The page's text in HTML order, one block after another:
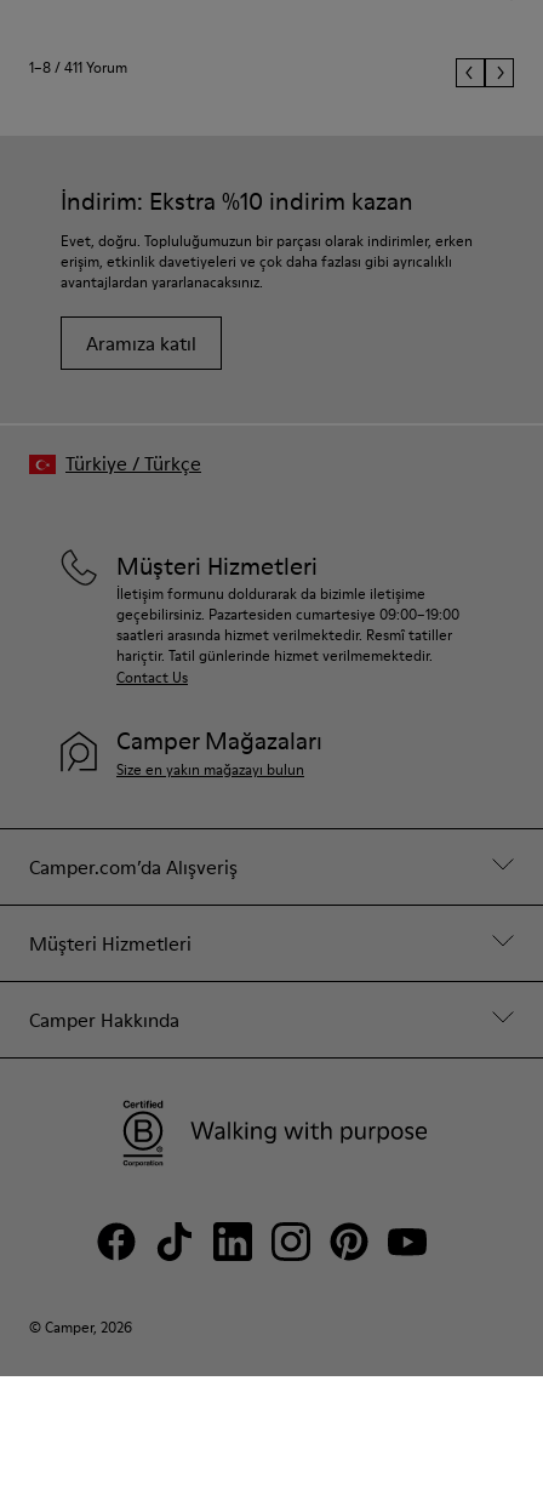
1–8 / 411 Yorum
İndirim: Ekstra %10 indirim kazan
Evet, doğru. Topluluğumuzun bir parçası olarak indirimler, erken
erişim, etkinlik davetiyeleri ve çok daha fazlası gibi ayrıcalıklı
avantajlardan yararlanacaksınız.
Aramıza katıl
Camper.com’da Alışveriş
Müşteri Hizmetleri
Camper Hakkında
Müşteri Hizmetleri
İletişim formunu doldurarak da bizimle iletişime
geçebilirsiniz. Pazartesiden cumartesiye 09:00–19:00
saatleri arasında hizmet verilmektedir. Resmî tatiller
hariçtir. Tatil günlerinde hizmet verilmemektedir.
Contact Us
Camper Mağazaları
Size en yakın mağazayı bulun
© Camper, 2026
Türkiye /Türkçe